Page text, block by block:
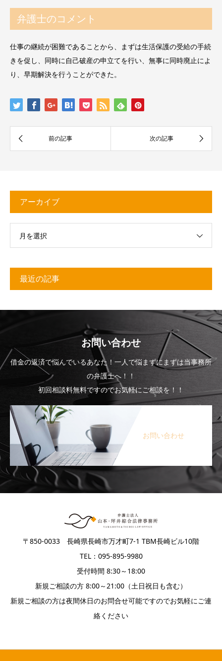
弁護士のコメント
仕事の継続が困難であることから、まずは生活保護の受給の手続
きを促し、同時に自己破産の申立てを行い、無事に同時廃止によ
り、早期解決を行うことができた。
アーカイブ
月を選択
最近の記事
お問い合わせ
借金の返済で悩んでいるあなた！一人で悩まずにまずは当事務所
の弁護士へ！！
初回相談料無料ですのでお気軽にご相談を！！
お問い合わせ
〒850-0033 長崎県長崎市万才町7-1 TBM長崎ビル10階
TEL：095-895-9980
受付時間 8:30～18:00
新規ご相談の方 8:00～21:00（土日祝日も含む）
新規ご相談の方は夜間休日のお問合せ可能ですのでお気軽にご連
絡ください